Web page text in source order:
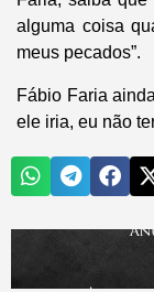
alguma coisa
meus pecados”.
Fábio Faria
ele iria, eu não